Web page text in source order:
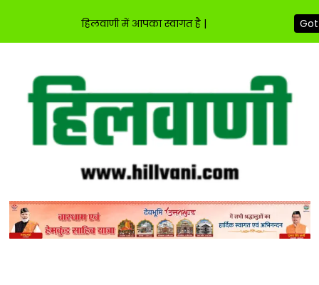
content
हिलवाणी में आपका स्वागत है |